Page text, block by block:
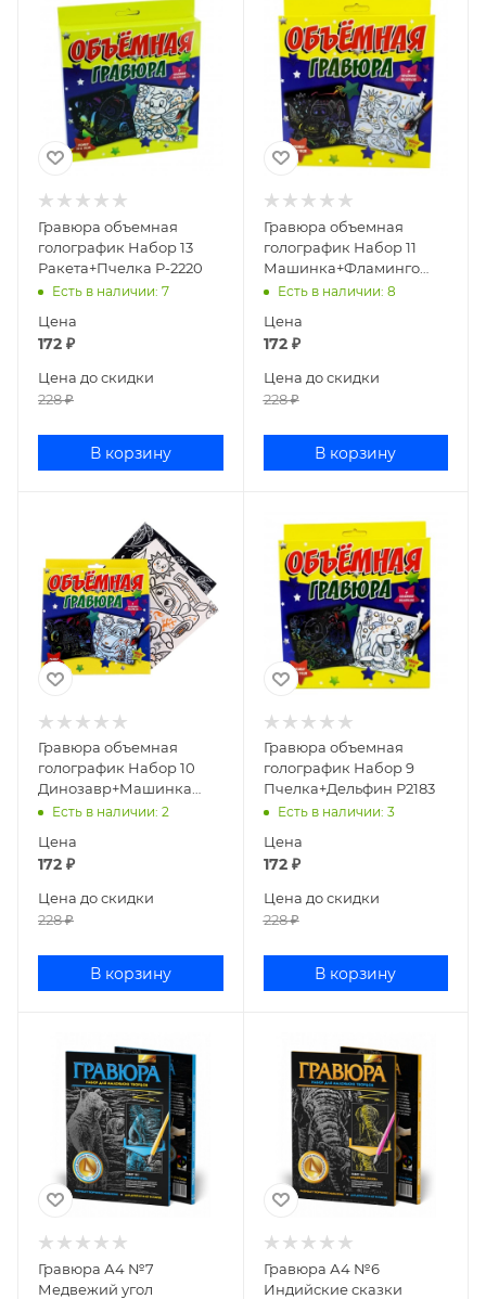
Гравюра объемная
голографик Набор 13
Ракета+Пчелка Р-2220
Есть в наличии: 7
Цена
172 ₽
Цена до скидки
228₽
В корзину
Гравюра объемная
голографик Набор 11
Машинка+Фламинго
Р-2206
Есть в наличии: 8
Цена
172₽
Цена до скидки
228₽
В корзину
Гравюра объемная
голографик Набор 10
Динозавр+Машинка
Р-2190
Есть в наличии: 2
Цена
172 ₽
Цена до скидки
228₽
В корзину
Гравюра объемная
голографик Набор 9
Пчелка+Дельфин Р2183
Есть в наличии: 3
Цена
172₽
Цена до скидки
228₽
В корзину
Гравюра А4 №7
Медвежий угол
Гравюра А4 №6
Индийские сказки